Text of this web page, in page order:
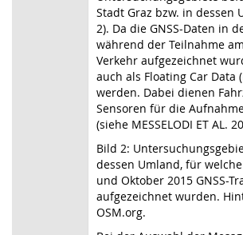
Stadt Graz bzw. in dessen
2). Da die GNSS-Daten in
während der Teilnahme
Verkehr aufgezeichnet
auch als Floating Car Data
werden. Dabei dienen
Sensoren für die
(siehe MESSELODI ET AL.
Bild 2:
dessen Umland, für
und Oktober 2015 GNSS-
aufgezeichnet wurden.
OSM.org.